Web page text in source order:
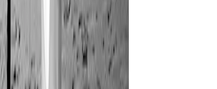
Kampanya Rehberi
Kurumsal
Basında Kampania
İletişim
Yasal